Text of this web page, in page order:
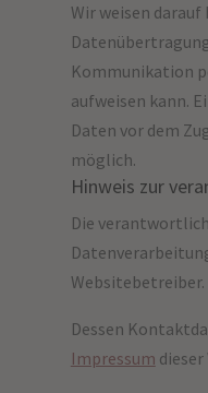
Wir weisen darauf
Kommunikation
aufweisen kann.
Daten vor dem
möglich.
Hinweis zur
Die
Websitebetreiber.
Dessen
Impressum